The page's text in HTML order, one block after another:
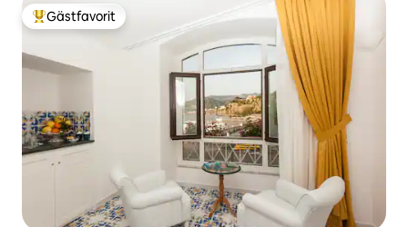
Populär gästfavorit
Gästfavorit